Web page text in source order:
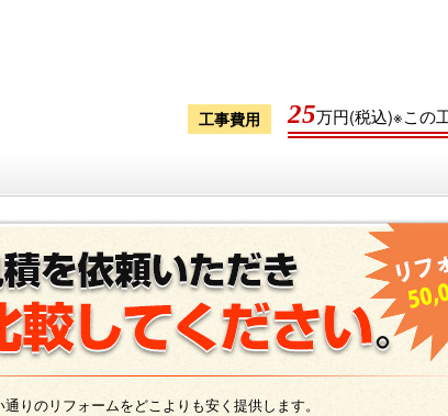
工事費用 25万円(税込)※この
りのリフォームをどこよりも安く提供します。